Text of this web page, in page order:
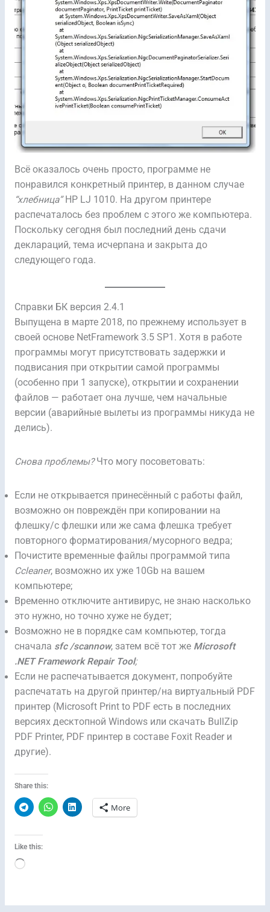
Всё оказалось очень просто, программе не
понравился конкретный принтер, в данном случае
“хлебница”HP LJ 1010. На другом принтере
распечаталось без проблем с этого же компьютера.
Поскольку сегодня был последний день сдачи
деклараций, тема исчерпана и закрыта до
следующего года.
Справки БК версия 2.4.1
Выпущена в марте 2018, по прежнему использует в
своей основе NetFramework 3.5 SP1. Хотя в работе
программы могут присутствовать задержки и
подвисания при открытии самой программы
(особенно при 1 запуске), открытии и сохранении
файлов — работает она лучше, чем начальные
версии (аварийные вылеты из программы никуда не
делись).
Снова проблемы?Что могу посоветовать:
Если не открывается принесённый с работы файл,
возможно он повреждён при копировании на
флешку/с флешки или же сама флешка требует
повторного форматирования/мусорного ведра;
Почистите временные файлы программой типа
Ccleaner, возможно их уже 10Gb на вашем
компьютере;
Временно отключите антивирус, не знаю насколько
это нужно, но точно хуже не будет;
Возможно не в порядке сам компьютер, тогда
сначала sfc /scannow, затем всё тот же Microsoft
.NET Framework Repair Tool;
Если не распечатывается документ, попробуйте
распечатать на другой принтер/на виртуальный PDF
принтер (Microsoft Print to PDF есть в последних
версиях десктопной Windows или скачать BullZip
PDF Printer, PDF принтер в составе Foxit Reader и
другие).
Share this:
More
Like this:
Loading…